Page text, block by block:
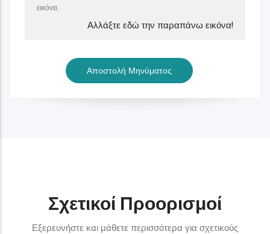
εικόνα.
Αλλάξτε εδώ την παραπάνω εικόνα!
Σχετικοί Προορισμοί
Εξερευνήστε και μάθετε περισσότερα για σχετικούς